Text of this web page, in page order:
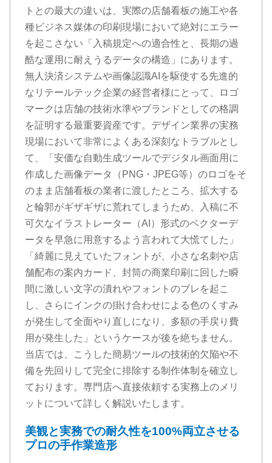
トとの最大の違いは、実際の店舗看板の施工や各
種ビジネス媒体の印刷現場において絶対にエラー
を起こさない「入稿規定への適合性と、長期の過
酷な運用に耐えうるデータの構造」にあります。
無人決済システムや画像認識AIを駆使する先進的
なリテールテック企業の経営者様にとって、ロゴ
マークは店舗の技術水準やブランドとしての格調
を証明する最重要資産です。デザイン業界の実務
現場において非常によくある深刻なトラブルとし
て、「安価な自動生成ツールでデジタル画面用に
作成した画像データ（PNG・JPEG等）のロゴをそ
のまま店舗看板の業者に渡したところ、拡大する
と輪郭がギザギザに荒れてしまうため、入稿に不
可欠なイラストレーター（AI）形式のベクターデ
ータを早急に用意するよう言われて大慌てした」
「綺麗に見えていたフォントが、小さな名刺や店
舗配布の案内カード、封筒の商業印刷に回した瞬
間に激しい文字の潰れやフォントのブレを起こ
し、さらにインクの掛け合わせによる色のくすみ
が発生して全面やり直しになり、多額の手戻り費
用が発生した」というケースが後を絶ちません。
当店では、こうした簡易ツールの技術的欠陥や不
備を先回りして完全に排除する制作体制を確立し
ております。専門店へ直接依頼する実務上のメリ
ットについて詳しく解説いたします。
美観と実務での耐久性を100%両立させる
プロの手作業造形